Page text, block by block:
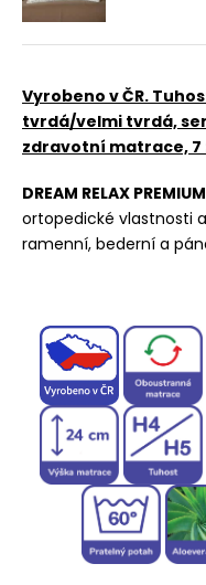
Vyrobeno v ČR.
tvrdá/velmi tvrdá,
zdravotní matrace, 7
DREAM RELAX
ortopedické vlastnosti
ramenní, bederní a